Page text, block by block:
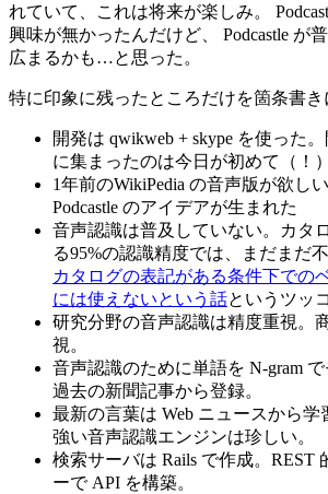
れていて、これは将来が楽しみ。
興味が無かったんだけど、 Podcastle が
広まるかも…と思った。
特に印象に残ったところだけを箇条書き
開発は qwikweb + skype を使った
に集まったのは今日が初めて（！）
1年前のWikiPedia の音声版が欲し
Podcastle のアイデアが生まれた
音声認識は普及していない。カタ
る95%の認識精度では、まだまだ
カタログの表記がある条件下での
には使えないという話というツッ
研究分野の音声認識は精度重視。
視。
音声認識のために単語を N-gram
過去の新聞記事から登録。
最新の言葉は Web ニュースから学
強い音声認識エンジンは珍しい。
検索サーバは Rails で作成。REST
ーで API を構築。